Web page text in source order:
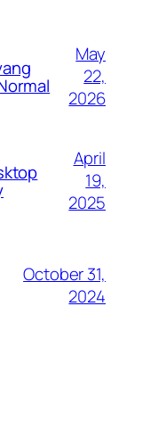
May
22,
2026
April
19,
2025
October 31,
2024